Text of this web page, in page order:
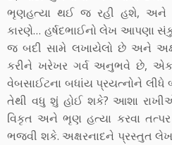
ભૃણહત્યા થઈ જ રહી હશે, અને
કારણે… હર્ષદભાઈનો લેખ આપણા
જ બદી સામે લખાયેલો છે અને
કરીને ખરેખર ગર્વ અનુભવે છે,
વેબસાઈટના બધાંય પ્રયત્નોને
તેથી વધુ શું હોઈ શકે? આશા
વિકૃત અને ભૃણ હત્યા કરવા તત્પર
ભજવી શકે. અક્ષરનાદને પ્રસ્તુત લેખ